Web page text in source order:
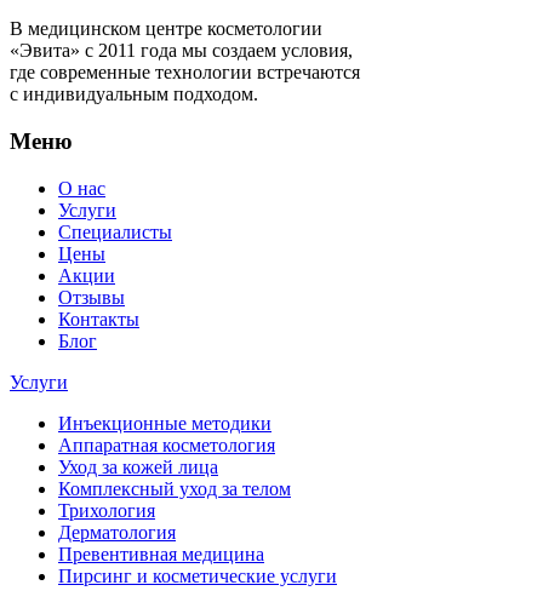
В медицинском центре косметологии
«Эвита» с 2011 года мы создаем условия,
где современные технологии встречаются
с индивидуальным подходом.
Меню
О нас
Услуги
Специалисты
Цены
Акции
Отзывы
Контакты
Блог
Услуги
Инъекционные методики
Аппаратная косметология
Уход за кожей лица
Комплексный уход за телом
Трихология
Дерматология
Превентивная медицина
Пирсинг и косметические услуги